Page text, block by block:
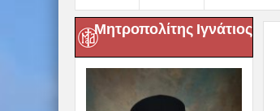
Μητροπολίτης Ιγνάτιος